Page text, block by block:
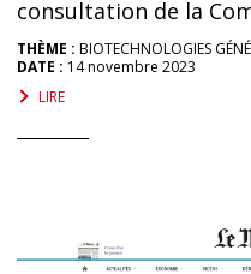
consultation de la
THÈME : BIOTECHNOLOGIES
DATE : 14 novembre 2023
LIRE